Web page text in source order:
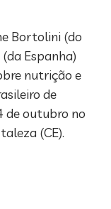
Bortolini (do
Espanha)
nutrição e
de
de outubro no
(CE).